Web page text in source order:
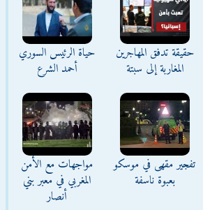
حقيقة تدفق المهاجرين
المغاربة إلى سبتة
حياة الرئيس السوري
أحمد الشرع
تفجير مقهى في موسكو
بعبوة ناسفة
مواجهات مع الأمن
المغربي في معبر بني
أنصار